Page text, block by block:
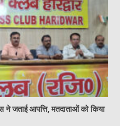
जताई आपत्ति, मतदाताओं को किया